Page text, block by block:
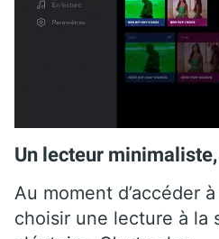
Un lecteur
Au moment d’accéder
choisir une lecture à la